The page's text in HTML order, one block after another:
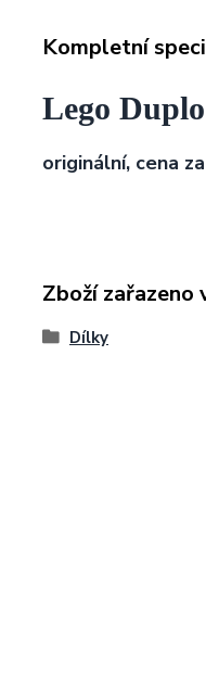
Kompletní
Lego
originální, cena
Zboží zařazeno
Dílky